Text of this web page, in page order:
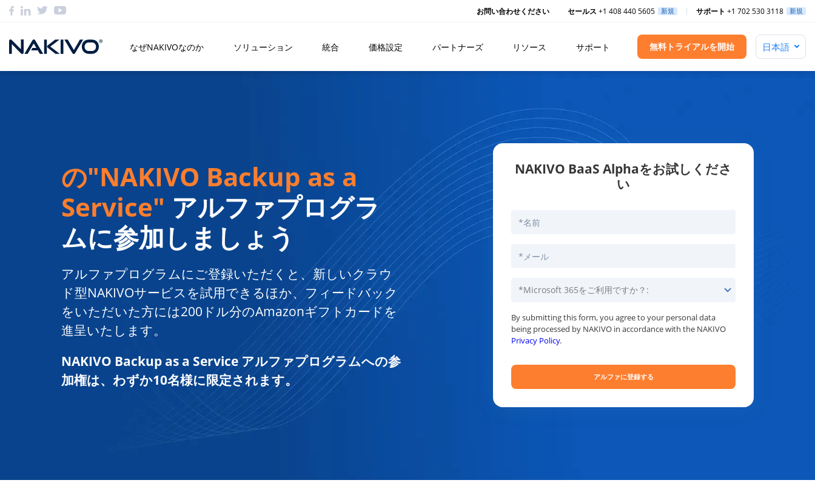
お問い合わせください セールス +1 408 440 5605 新規 サポート +1 702 530 3118 新規
なぜNAKIVOなのか ソリューション 統合 価格設定 パートナーズ リソース サポート 無料トライアルを開始
の"NAKIVO Backup as a
Service" アルファプログラ
ムに参加しましょう
アルファプログラムにご登録いただくと、新しいクラウ
ド型NAKIVOサービスを試用できるほか、フィードバック
をいただいた方には200ドル分のAmazonギフトカードを
進呈いたします。
NAKIVO Backup as a Service アルファプログラムへの参
加権は、わずか10名様に限定されます。
NAKIVO BaaS Alphaをお試しくださ
い
By submitting this form, you agree to your personal data
being processed by NAKIVO in accordance with the NAKIVO
Privacy Policy.